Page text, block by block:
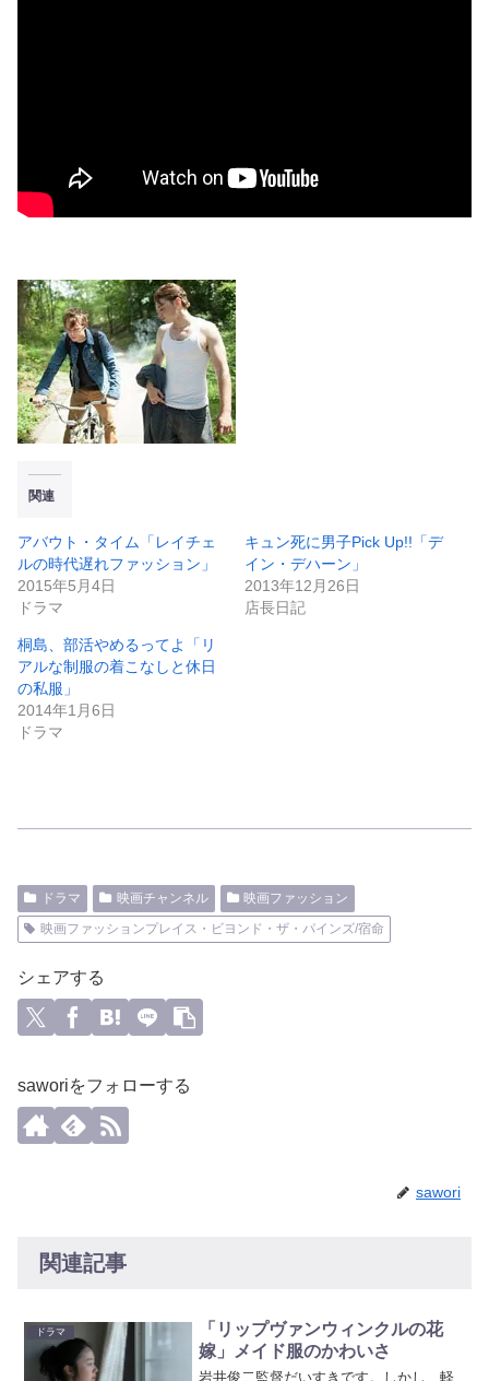
関連
アバウト・タイム「レイチェ
ルの時代遅れファッション」
2015年5月4日
ドラマ
キュン死に男子Pick Up!!「デ
イン・デハーン」
2013年12月26日
店長日記
桐島、部活やめるってよ「リ
アルな制服の着こなしと休日
の私服」
2014年1月6日
ドラマ
ドラマ 映画チャンネル
映画ファッション
映画ファッションプレイス・ビヨンド・ザ・パインズ/宿命
シェアする
saworiをフォローする
sawori
関連記事
ドラマ
「リップヴァンウィンクルの花
嫁」メイド服のかわいさ
岩井俊二監督だいすきです。しかし、軽